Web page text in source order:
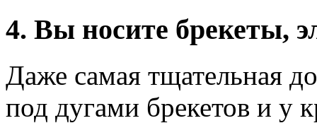
4. Вы носите брекеты,
Даже самая тщательная
под дугами брекетов и у